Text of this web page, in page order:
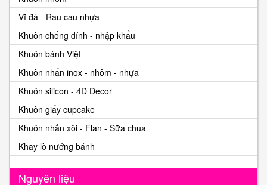
Khuôn nhôm
Vĩ đá - Rau cau nhựa
Khuôn chống dính - nhập khẩu
Khuôn bánh Việt
Khuôn nhấn inox - nhôm - nhựa
Khuôn silicon - 4D Decor
Khuôn giấy cupcake
Khuôn nhấn xôi - Flan - Sữa chua
Khay lò nướng bánh